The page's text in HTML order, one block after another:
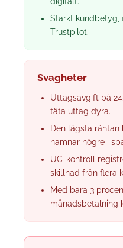
Starkt kundbetyg,
Trustpilot.
Svagheter
Uttagsavgift på
täta uttag dyra.
Den lägsta räntan
hamnar högre i
UC-kontroll
skillnad från flera
Med bara 3
månadsbetalning